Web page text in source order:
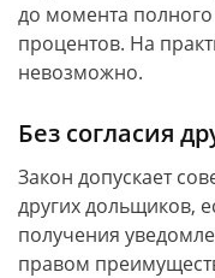
до момента
процентов. На
невозможно.
Без согласия
Закон допускает
других дольщиков,
получения
правом